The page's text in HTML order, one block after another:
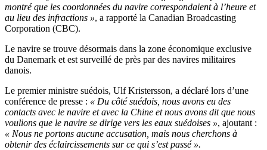
montré que les coordonnées du navire correspondaient à l’heure et
au lieu des infractions », a rapporté la Canadian Broadcasting
Corporation (CBC).
Le navire se trouve désormais dans la zone économique exclusive
du Danemark et est surveillé de près par des navires militaires
danois.
Le premier ministre suédois, Ulf Kristersson, a déclaré lors d’une
conférence de presse : « Du côté suédois, nous avons eu des
contacts avec le navire et avec la Chine et nous avons dit que nous
voulions que le navire se dirige vers les eaux suédoises », ajoutant :
« Nous ne portons aucune accusation, mais nous cherchons à
obtenir des éclaircissements sur ce qui s’est passé ».